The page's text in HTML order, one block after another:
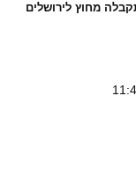
מחוץ לירושלים